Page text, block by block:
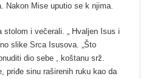
Nakon Mise uputio se k njima.
i večerali. „ Hvaljen Isus i
slike Srca Isusova. „Što
dio sebe , koštanu srž.
priđe sinu raširenih ruku kao da